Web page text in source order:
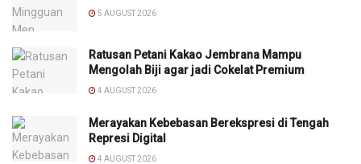
5 AUGUST 2026
Ratusan Petani Kakao Jembrana Mampu
Mengolah Biji agar jadi Cokelat Premium
4 AUGUST 2026
Merayakan Kebebasan Berekspresi di Tengah
Represi Digital
4 AUGUST 2026